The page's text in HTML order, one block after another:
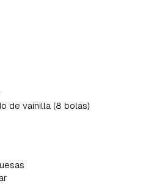
de vainilla (8 bolas)